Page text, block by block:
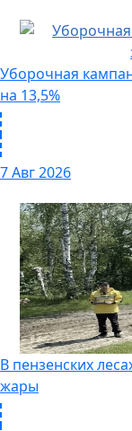
Уборочная
на 13,5%
7 Авг 2026
В пензенских
жары